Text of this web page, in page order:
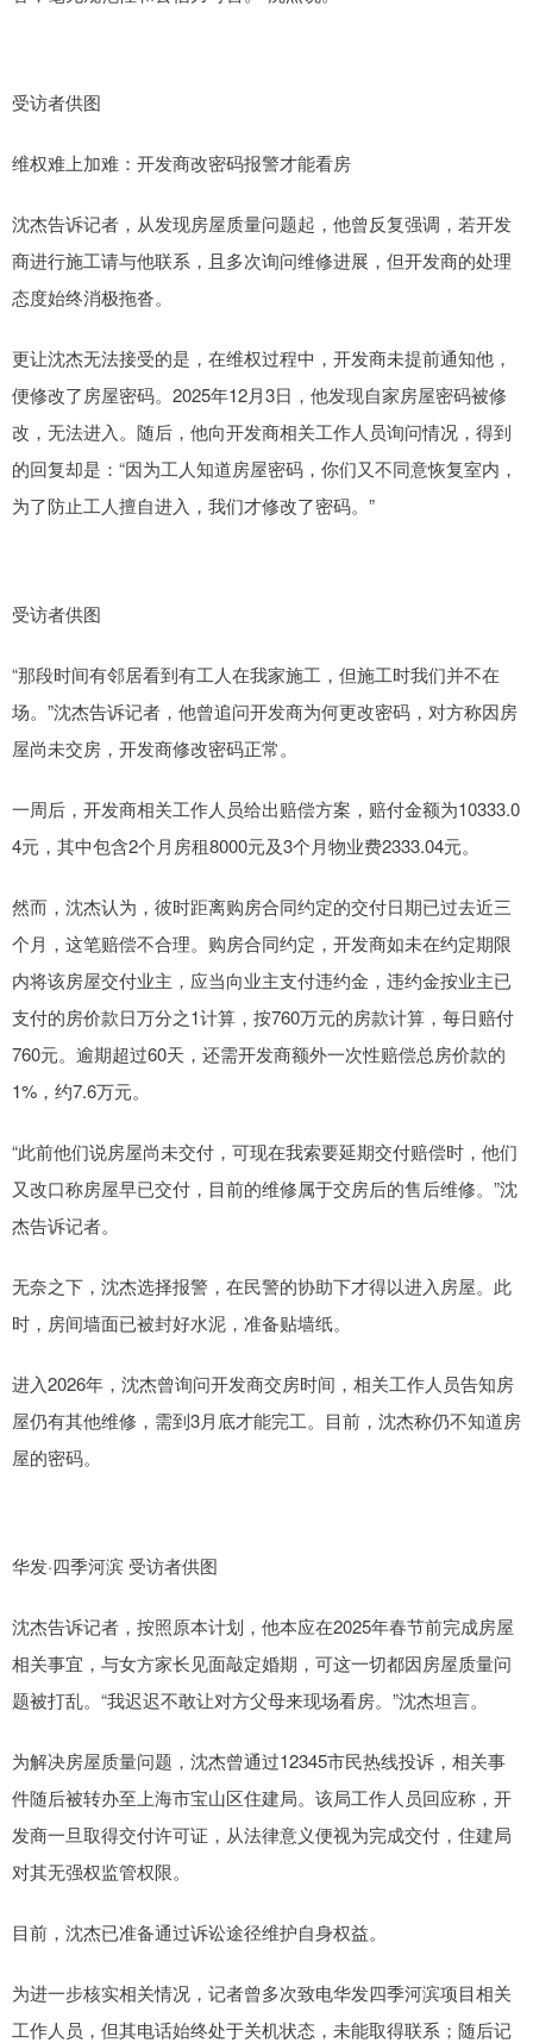
受访者供图
维权难上加难：开发商改密码报警才能看房
沈杰告诉记者，从发现房屋质量问题起，他曾反复强调，若开发
商进行施工请与他联系，且多次询问维修进展，但开发商的处理
态度始终消极拖沓。
更让沈杰无法接受的是，在维权过程中，开发商未提前通知他，
便修改了房屋密码。2025年12月3日，他发现自家房屋密码被修
改，无法进入。随后，他向开发商相关工作人员询问情况，得到
的回复却是：“因为工人知道房屋密码，你们又不同意恢复室内，
为了防止工人擅自进入，我们才修改了密码。”
受访者供图
“那段时间有邻居看到有工人在我家施工，但施工时我们并不在
场。”沈杰告诉记者，他曾追问开发商为何更改密码，对方称因房
屋尚未交房，开发商修改密码正常。
一周后，开发商相关工作人员给出赔偿方案，赔付金额为10333.0
4元，其中包含2个月房租8000元及3个月物业费2333.04元。
然而，沈杰认为，彼时距离购房合同约定的交付日期已过去近三
个月，这笔赔偿不合理。购房合同约定，开发商如未在约定期限
内将该房屋交付业主，应当向业主支付违约金，违约金按业主已
支付的房价款日万分之1计算，按760万元的房款计算，每日赔付
760元。逾期超过60天，还需开发商额外一次性赔偿总房价款的
1%，约7.6万元。
“此前他们说房屋尚未交付，可现在我索要延期交付赔偿时，他们
又改口称房屋早已交付，目前的维修属于交房后的售后维修。”沈
杰告诉记者。
无奈之下，沈杰选择报警，在民警的协助下才得以进入房屋。此
时，房间墙面已被封好水泥，准备贴墙纸。
进入2026年，沈杰曾询问开发商交房时间，相关工作人员告知房
屋仍有其他维修，需到3月底才能完工。目前，沈杰称仍不知道房
屋的密码。
华发·四季河滨 受访者供图
沈杰告诉记者，按照原本计划，他本应在2025年春节前完成房屋
相关事宜，与女方家长见面敲定婚期，可这一切都因房屋质量问
题被打乱。“我迟迟不敢让对方父母来现场看房。”沈杰坦言。
为解决房屋质量问题，沈杰曾通过12345市民热线投诉，相关事
件随后被转办至上海市宝山区住建局。该局工作人员回应称，开
发商一旦取得交付许可证，从法律意义便视为完成交付，住建局
对其无强权监管权限。
目前，沈杰已准备通过诉讼途径维护自身权益。
为进一步核实相关情况，记者曾多次致电华发四季河滨项目相关
工作人员，但其电话始终处于关机状态，未能取得联系；随后记